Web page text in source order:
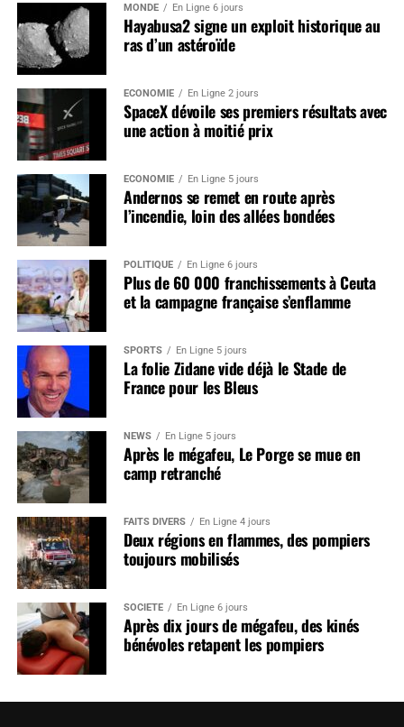
MONDE En Ligne 6 jours
Hayabusa2 signe un exploit historique au
ras d’un astéroïde
ÉCONOMIE En Ligne 2 jours
SpaceX dévoile ses premiers résultats avec
une action à moitié prix
ÉCONOMIE En Ligne 5 jours
Andernos se remet en route après
l’incendie, loin des allées bondées
POLITIQUE En Ligne 6 jours
Plus de 60 000 franchissements à Ceuta
et la campagne française s’enflamme
SPORTS En Ligne 5 jours
La folie Zidane vide déjà le Stade de
France pour les Bleus
NEWS En Ligne 5 jours
Après le mégafeu, Le Porge se mue en
camp retranché
FAITS DIVERS En Ligne 4 jours
Deux régions en flammes, des pompiers
toujours mobilisés
SOCIÉTÉ En Ligne 6 jours
Après dix jours de mégafeu, des kinés
bénévoles retapent les pompiers